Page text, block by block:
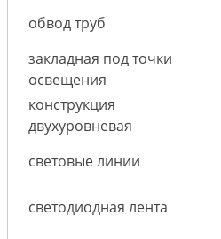
обвод труб
закладная под точки
освещения
конструкция
двухуровневая
световые линии
светодиодная лента